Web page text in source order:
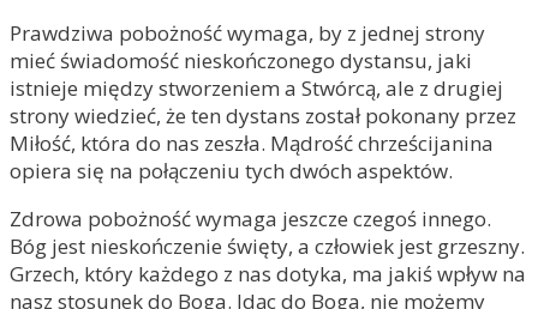
Prawdziwa pobożność wymaga, by z jednej strony
mieć świadomość nieskończonego dystansu, jaki
istnieje między stworzeniem a Stwórcą, ale z drugiej
strony wiedzieć, że ten dystans został pokonany przez
Miłość, która do nas zeszła. Mądrość chrześcijanina
opiera się na połączeniu tych dwóch aspektów.
Zdrowa pobożność wymaga jeszcze czegoś innego.
Bóg jest nieskończenie święty, a człowiek jest grzeszny.
Grzech, który każdego z nas dotyka, ma jakiś wpływ na
nasz stosunek do Boga. Idąc do Boga, nie możemy